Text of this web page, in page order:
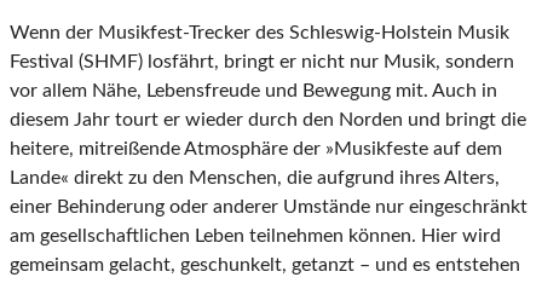
Wenn der Musikfest-Trecker des Schleswig-Holstein Musik
Festival (SHMF) losfährt, bringt er nicht nur Musik, sondern
vor allem Nähe, Lebensfreude und Bewegung mit. Auch in
diesem Jahr tourt er wieder durch den Norden und bringt die
heitere, mitreißende Atmosphäre der »Musikfeste auf dem
Lande« direkt zu den Menschen, die aufgrund ihres Alters,
einer Behinderung oder anderer Umstände nur eingeschränkt
am gesellschaftlichen Leben teilnehmen können. Hier wird
gemeinsam gelacht, geschunkelt, getanzt – und es entstehen